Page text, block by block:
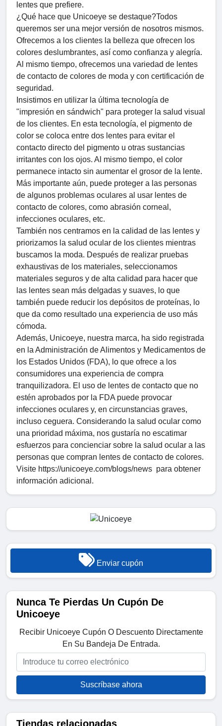
lentes que prefiere.
¿Qué hace que Unicoeye se destaque?Todos
queremos ser una mejor versión de nosotros mismos.
Ofrecemos a los clientes la belleza que ofrecen los
colores deslumbrantes, así como confianza y alegría.
Al mismo tiempo, ofrecemos una variedad de lentes
de contacto de colores de moda y con certificación de
seguridad.
Insistimos en utilizar la última tecnología de
"impresión en sándwich" para proteger la salud visual
de los clientes. En esta tecnología, el pigmento de
color se coloca entre dos lentes para evitar el
contacto directo del pigmento u otras sustancias
irritantes con los ojos. Al mismo tiempo, el color
permanece intacto sin aumentar el grosor de la lente.
Más importante aún, puede proteger a las personas
de algunos problemas oculares al usar lentes de
contacto de colores, como abrasión corneal,
infecciones oculares, etc.
También nos centramos en la calidad de las lentes y
priorizamos la salud ocular de los clientes mientras
buscamos la moda. Después de realizar pruebas
exhaustivas de los materiales, seleccionamos
materiales seguros y de alta calidad para hacer que
las lentes sean más delgadas y suaves, lo que
también puede reducir los depósitos de proteínas, lo
que da como resultado una experiencia de uso más
cómoda.
Además, Unicoeye, nuestra marca, ha sido registrada
en la Administración de Alimentos y Medicamentos de
los Estados Unidos (FDA), lo que ofrece a los
consumidores una experiencia de compra
tranquilizadora. El uso de lentes de contacto que no
estén aprobados por la FDA puede provocar
infecciones oculares y, en circunstancias graves,
incluso ceguera. Considerando la salud ocular como
una prioridad máxima, nos gustaría no escatimar
esfuerzos para concienciar sobre la salud ocular a las
personas que compran lentes de contacto de colores.
Visite https://unicoeye.com/blogs/news para obtener
información adicional.
Enviar cupón
Nunca Te Pierdas Un Cupón De
Unicoeye
Recibir Unicoeye Cupón O Descuento Directamente
En Su Bandeja De Entrada.
Suscríbase ahora
Tiendas relacionadas